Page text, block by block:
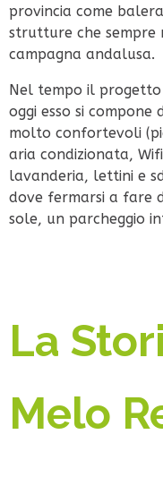
provincia come
strutture che sempre
campagna andalusa.
Nel tempo il
oggi esso si
molto confortevoli
aria condizionata,
lavanderia, lettini e
dove fermarsi a fare
sole, un parcheggio
La
Melo